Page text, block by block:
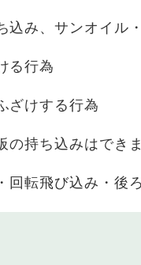
込み、サンオイル
る行為
ざけする行為
の持ち込みはできま
回転飛び込み・後